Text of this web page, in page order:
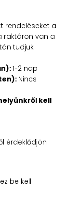
rendeléseket a
raktáron van a
tudjuk
1-2 nap
Nincs
kell
érdeklődjön
be kell